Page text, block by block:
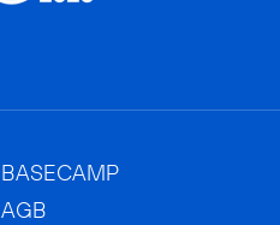
BASECAMP
AGB